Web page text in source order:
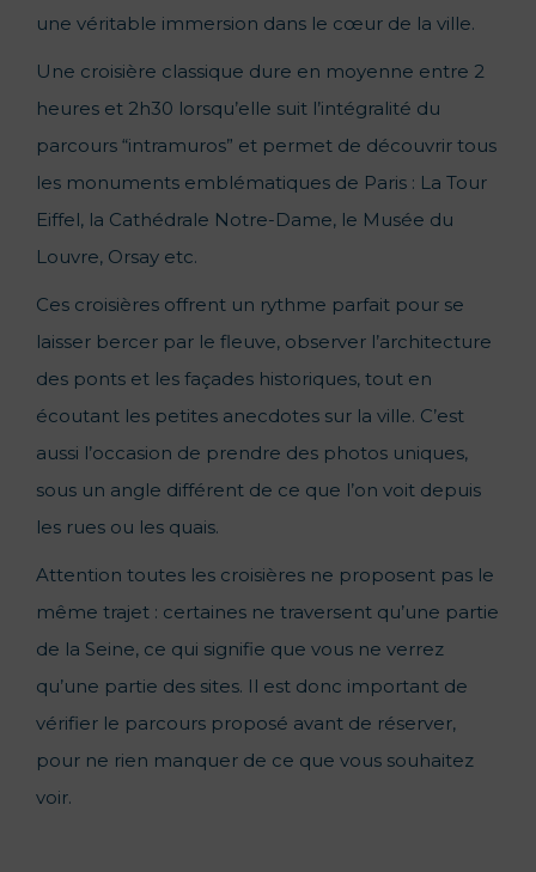
une véritable immersion dans le cœur de la ville.
Une croisière classique dure en moyenne entre 2
heures et 2h30 lorsqu’elle suit l’intégralité du
parcours “intramuros” et permet de découvrir tous
les monuments emblématiques de Paris : La Tour
Eiffel, la Cathédrale Notre-Dame, le Musée du
Louvre, Orsay etc.
Ces croisières offrent un rythme parfait pour se
laisser bercer par le fleuve, observer l’architecture
des ponts et les façades historiques, tout en
écoutant les petites anecdotes sur la ville. C’est
aussi l’occasion de prendre des photos uniques,
sous un angle différent de ce que l’on voit depuis
les rues ou les quais.
Attention toutes les croisières ne proposent pas le
même trajet : certaines ne traversent qu’une partie
de la Seine, ce qui signifie que vous ne verrez
qu’une partie des sites. Il est donc important de
vérifier le parcours proposé avant de réserver,
pour ne rien manquer de ce que vous souhaitez
voir.